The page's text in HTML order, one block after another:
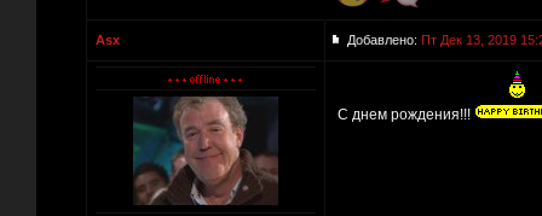
Asx Добавлено: Пт Дек 13, 2019
С днем рождения!!!